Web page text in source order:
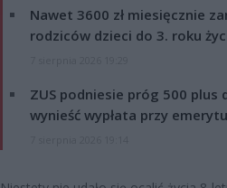
Nawet 3600 zł miesięcznie
rodziców dzieci do 3. roku
ZUS podniesie próg 500 plus
wynieść wypłata przy